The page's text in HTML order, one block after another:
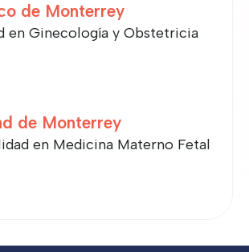
de Monterrey
en Ginecología y Obstetricia
de Monterrey
en Medicina Materno Fetal